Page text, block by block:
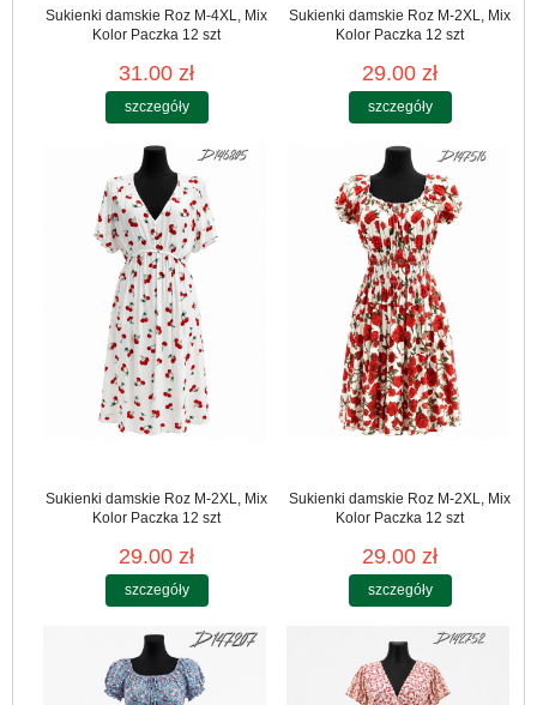
Sukienki damskie Roz M-4XL, Mix
Kolor Paczka 12 szt
31.00 zł
szczegóły
Sukienki damskie Roz M-2XL, Mix
Kolor Paczka 12 szt
29.00 zł
szczegóły
Sukienki damskie Roz M-2XL, Mix
Kolor Paczka 12 szt
29.00 zł
szczegóły
Sukienki damskie Roz M-2XL, Mix
Kolor Paczka 12 szt
29.00 zł
szczegóły